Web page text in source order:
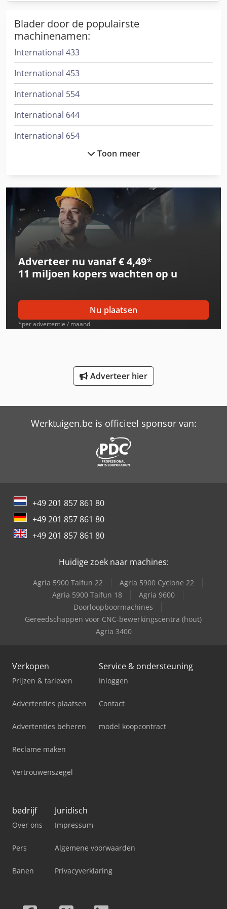
Blader door de populairste
machinenamen:
International 433
International 453
International 554
International 644
International 654
International 824
International 834
International 844
International 844 S
Schaffer 2345 T
Schaffer 2345 T Slt
Schaffer 4560 T
Schaffer 6370 T
Schaffer 6390 T
Schaffer 9380 T
Trailer And Tools
Toon meer
Adverteer nu vanaf € 4,49*
11 miljoen koperswachten op u
Nu plaatsen
*per advertentie / maand
Adverteer hier
Werktuigen.be is officieel sponsor van:
+49 201 857 861 80
+49 201 857 861 80
+49 201 857 861 80
Huidige zoek naar machines:
Agria 5900 Taifun 22
Agria 5900 Cyclone 22
Agria 5900 Taifun 18
Agria 9600
Doorloopboormachines
Gereedschappen voor CNC-bewerkingscentra (hout)
Agria 3400
Verkopen
Prijzen & tarieven
Advertenties plaatsen
Advertenties beheren
Reclame maken
Vertrouwenszegel
Service & ondersteuning
Inloggen
Contact
model koopcontract
bedrijf
Over ons
Pers
Banen
Juridisch
Impressum
Algemene voorwaarden
Privacyverklaring